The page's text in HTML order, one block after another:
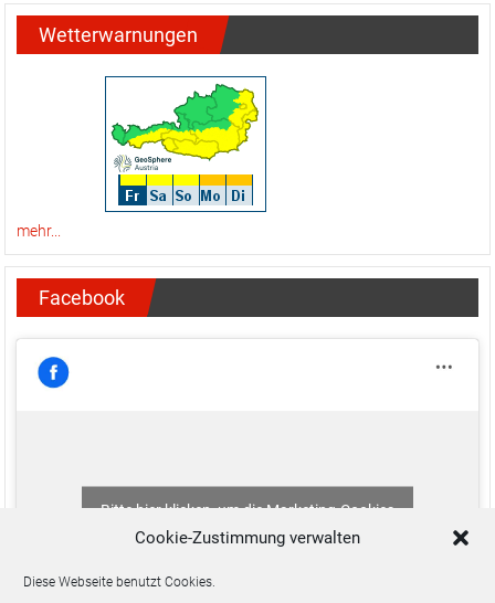
Cookie-Zustimmung verwalten
Diese Webseite benutzt Cookies.
Facebook
zu akzeptieren und diesen Inhalt zu aktivieren
Freiwillige Feuerwehr Natschbach. Theme: ColorNews von
ThemeGrill. Bereitgestellt vonWordPress.